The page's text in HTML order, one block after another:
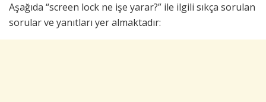
Aşağıda “screen lock ne işe yarar?” ile ilgili sıkça sorulan
sorular ve yanıtları yer almaktadır: